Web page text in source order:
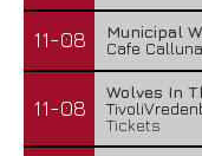
11-08
Municipal
Cafe
11-08
Wolves In
Tickets